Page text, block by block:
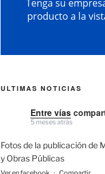
ULTIMAS NOTICIAS
Entre vías
5 meses atrás
Fotos de la publicación de
y Obras Públicas